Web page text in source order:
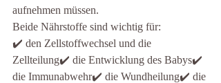
aufnehmen müssen.
Beide Nährstoffe sind wichtig für:
✔️ den Zellstoffwechsel und die
Zellteilung✔️ die Entwicklung des Babys✔️
die Immunabwehr✔️ die Wundheilung✔️ die